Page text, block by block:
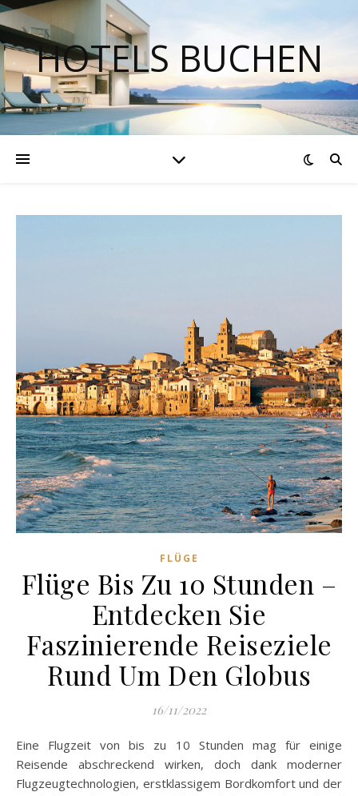
HOTELS BUCHEN
FLÜGE
Flüge Bis Zu 10 Stunden –
Entdecken Sie
Faszinierende Reiseziele
Rund Um Den Globus
16/11/2022
Eine Flugzeit von bis zu 10 Stunden mag für einige
Reisende abschreckend wirken, doch dank moderner
Flugzeugtechnologien, erstklassigem Bordkomfort und der